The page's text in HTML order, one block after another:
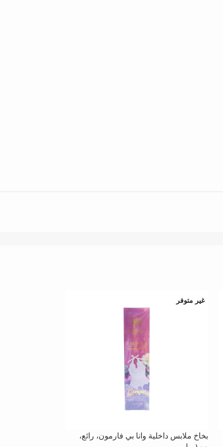
غير متوفر
بخاخ ملابس داخلية وانا بي فارمون، رائع،